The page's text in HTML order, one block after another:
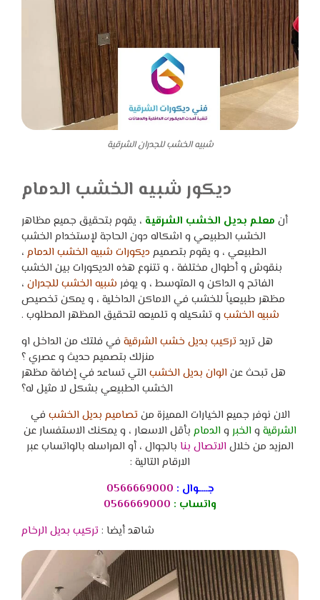
شبيه الخشب للجدران الشرقية
ديكور شبيه الخشب الدمام
أن معلم بديل الخشب الشرقية ، يقوم بتحقيق جميع مظاهر
الخشب الطبيعي و اشكاله دون الحاجة لإستخدام الخشب
الطبيعي ، و يقوم بتصميم ديكورات شبيه الخشب الدمام ،
بنقوش و أطوال مختلفة ، و تتنوع هذه الديكورات بين الخشب
الفاتح و الداكن و المتوسط ، و يوفر شبيه الخشب للجدران ،
مظهر طبيعياً للخشب في الاماكن الداخلية ، و يمكن تخصيص
شبيه الخشبو تشكيله و تلميعه لتحقيق المظهر المطلوب .
هل تريد تركيب بديل خشب الشرقية في فلتك من الداخل او
منزلك بتصميم حديث و عصري ؟
هل تبحث عن الوان بديل الخشب التي تساعد في إضافة مظهر
الخشب الطبيعي بشكل لا مثيل له؟
الان نوفر جميع الخيارات المميزة من تصاميم بديل الخشب في
الشرقيةو الخبر و الدمام بأقل الاسعار ، و يمكنك الاستفسار عن
المزيد من خلال الاتصال بنا بالجوال ، أو المراسله بالواتساب عبر
الارقام التالية :
جــــوال : 0566669000
واتساب : 0566669000
شاهد أيضا : تركيب بديل الرخام